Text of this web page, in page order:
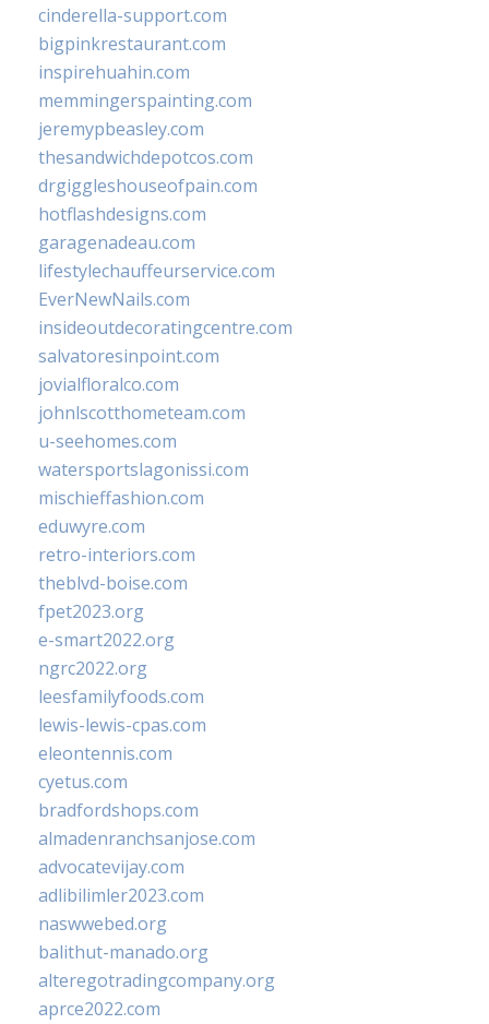
cinderella-support.com
bigpinkrestaurant.com
inspirehuahin.com
memmingerspainting.com
jeremypbeasley.com
thesandwichdepotcos.com
drgiggleshouseofpain.com
hotflashdesigns.com
garagenadeau.com
lifestylechauffeurservice.com
EverNewNails.com
insideoutdecoratingcentre.com
salvatoresinpoint.com
jovialfloralco.com
johnlscotthometeam.com
u-seehomes.com
watersportslagonissi.com
mischieffashion.com
eduwyre.com
retro-interiors.com
theblvd-boise.com
fpet2023.org
e-smart2022.org
ngrc2022.org
leesfamilyfoods.com
lewis-lewis-cpas.com
eleontennis.com
cyetus.com
bradfordshops.com
almadenranchsanjose.com
advocatevijay.com
adlibilimler2023.com
naswwebed.org
balithut-manado.org
alteregotradingcompany.org
aprce2022.com